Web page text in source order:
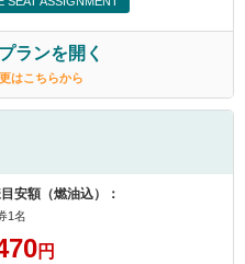
ランを開く
はこちらから
安額（燃油込）：
1名
円